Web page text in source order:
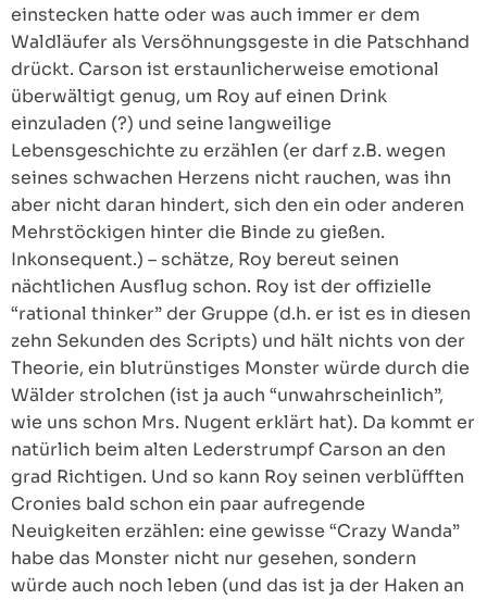
einstecken hatte oder was auch immer er dem
Waldläufer als Versöhnungsgeste in die Patschhand
drückt. Carson ist erstaunlicherweise emotional
überwältigt genug, um Roy auf einen Drink
einzuladen (?) und seine langweilige
Lebensgeschichte zu erzählen (er darf z.B. wegen
seines schwachen Herzens nicht rauchen, was ihn
aber nicht daran hindert, sich den ein oder anderen
Mehrstöckigen hinter die Binde zu gießen.
Inkonsequent.) – schätze, Roy bereut seinen
nächtlichen Ausflug schon. Roy ist der offizielle
“rational thinker” der Gruppe (d.h. er ist es in diesen
zehn Sekunden des Scripts) und hält nichts von der
Theorie, ein blutrünstiges Monster würde durch die
Wälder strolchen (ist ja auch “unwahrscheinlich”,
wie uns schon Mrs. Nugent erklärt hat). Da kommt er
natürlich beim alten Lederstrumpf Carson an den
grad Richtigen. Und so kann Roy seinen verblüfften
Cronies bald schon ein paar aufregende
Neuigkeiten erzählen: eine gewisse “Crazy Wanda”
habe das Monster nicht nur gesehen, sondern
würde auch noch leben (und das ist ja der Haken an